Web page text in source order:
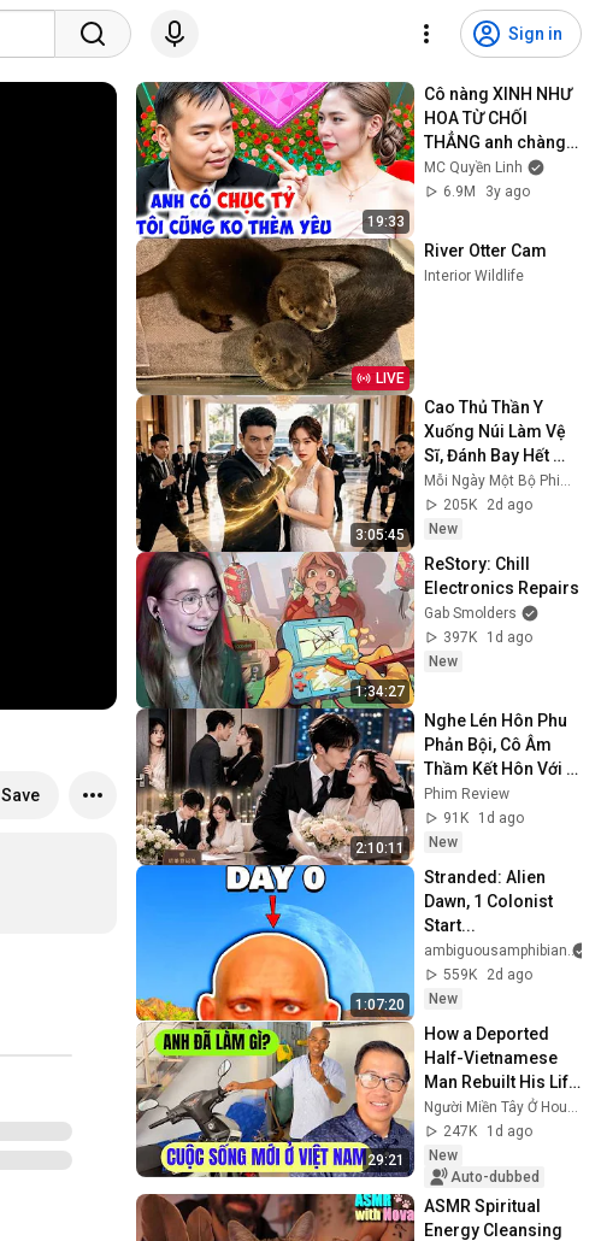
Sign in
Save
19:33
Cô nàng XINH NHƯ
HOA TỪ CHỐI
THẲNG anh chàng
GIÀU KẾT XÙ có
nhiều KO YÊU  I Hẹn
MC Quyền Linh
6.9M
3y ago
LIVE
River Otter Cam
Interior Wildlife
3:05:45
Cao Thủ Thần Y
Xuống Núi Làm Vệ
Sĩ, Đánh Bay Hết
Đám Sát Thủ Cứu
Nữ Chủ Tịch Khiến
Cô Đòi Trao Thân
Mỗi Ngày Một Bộ Phim Mới
205K
2d ago
New
1:34:27
ReStory: Chill
Electronics Repairs
Gab Smolders
397K
1d ago
New
2:10:11
Nghe Lén Hôn Phu
Phản Bội, Cô Âm
Thầm Kết Hôn Với
Tổng Tài Và Được
Cưng Chiều Như
Báu Vật
Phim Review
91K
1d ago
New
1:07:20
Stranded: Alien
Dawn, 1 Colonist
Start...
ambiguousamphibian
559K
2d ago
New
29:21
How a Deported
Half-Vietnamese
Man Rebuilt His Life
in Vietnam
247K
1d ago
New
Auto-dubbed
ASMR Spiritual
Energy Cleansing